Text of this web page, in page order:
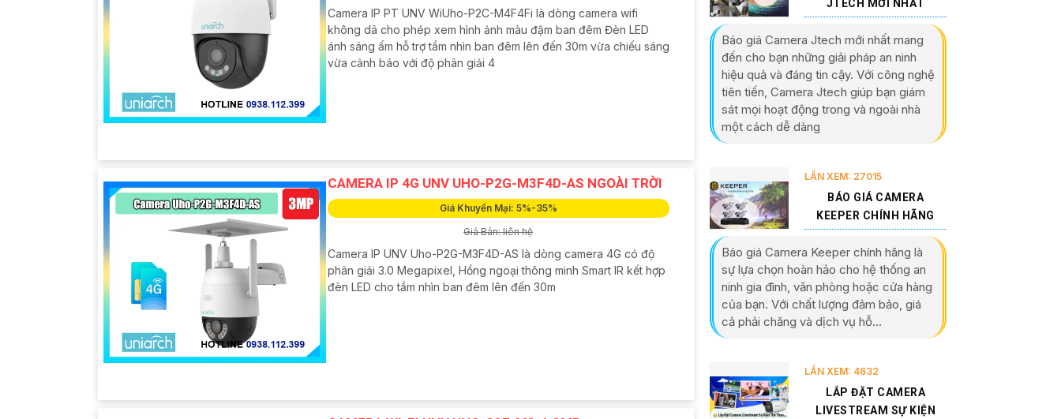
Camera IP PT UNV WiUho-P2C-M4F4Fi là dòng camera wifi
không dâ cho phép xem hình ảnh màu đậm ban đêm Đèn LED
ánh sáng ấm hỗ trợ tầm nhìn ban đêm lên đến 30m vừa chiếu sáng
vừa cảnh báo với độ phân giải 4
CAMERA IP 4G UNV UHO-P2G-M3F4D-AS NGOÀI TRỜI
Giá Khuyến Mại: 5%-35%
Giá Bán: liên hệ
Camera IP UNV Uho-P2G-M3F4D-AS là dòng camera 4G có độ
phân giải 3.0 Megapixel, Hồng ngoại thông minh Smart IR kết hợp
đèn LED cho tầm nhìn ban đêm lên đến 30m
JTECH MỚI NHẤT
Báo giá Camera Jtech mới nhất mang
đến cho bạn những giải pháp an ninh
hiệu quả và đáng tin cậy. Với công nghệ
tiên tiến, Camera Jtech giúp bạn giám
sát mọi hoạt động trong và ngoài nhà
một cách dễ dàng
LẦN XEM: 27015
BÁO GIÁ CAMERA
KEEPER CHÍNH HÃNG
Báo giá Camera Keeper chính hãng là
sự lựa chọn hoàn hảo cho hệ thống an
ninh gia đình, văn phòng hoặc cửa hàng
của bạn. Với chất lượng đảm bảo, giá
cả phải chăng và dịch vụ hỗ...
LẦN XEM: 4632
LẮP ĐẶT CAMERA
LIVESTREAM SỰ KIỆN